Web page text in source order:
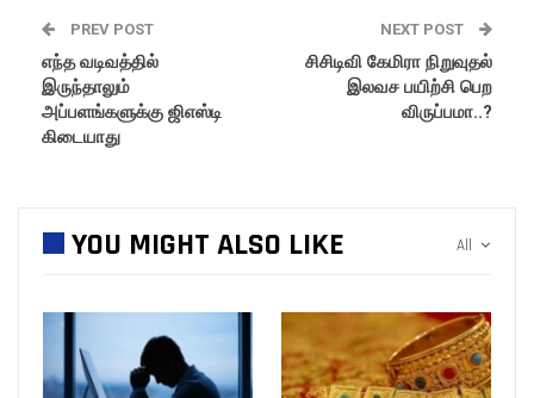
PREV POST
எந்த வடிவத்தில்
இருந்தாலும்
அப்பளங்களுக்கு ஜிஎஸ்டி
கிடையாது
NEXT POST
சிசிடிவி கேமிரா நிறுவுதல்
இலவச பயிற்சி பெற
விருப்பமா..?
All
YOU MIGHT ALSO LIKE